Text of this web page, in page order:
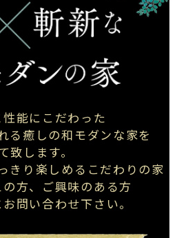
能にこだわった
る 癒しの和モダンな家を
致します。
きり 楽しめる こだわりの家
の方、ご興味のある方
問い合わせ下さい。